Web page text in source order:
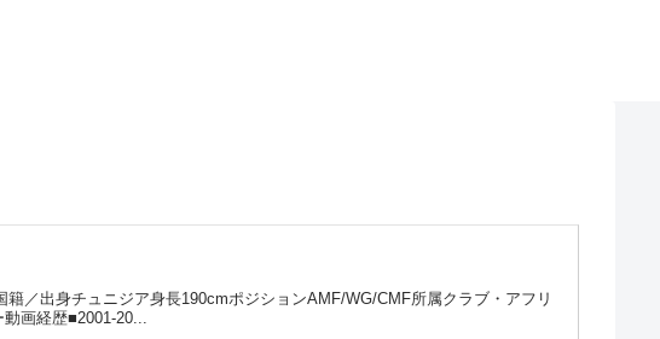
／出身チュニジア身長190cmポジションAMF/WG/CMF所属クラブ・アフリ
画経歴■2001-20...